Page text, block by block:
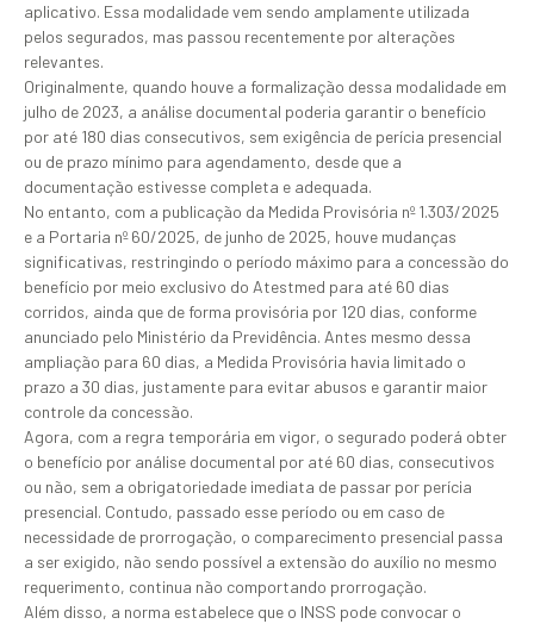
aplicativo. Essa modalidade vem sendo amplamente utilizada
pelos segurados, mas passou recentemente por alterações
relevantes.
Originalmente, quando houve a formalização dessa modalidade em
julho de 2023, a análise documental poderia garantir o benefício
por até 180 dias consecutivos, sem exigência de perícia presencial
ou de prazo mínimo para agendamento, desde que a
documentação estivesse completa e adequada.
No entanto, com a publicação da Medida Provisória nº 1.303/2025
e a Portaria nº 60/2025, de junho de 2025, houve mudanças
significativas, restringindo o período máximo para a concessão do
benefício por meio exclusivo do Atestmed para até 60 dias
corridos, ainda que de forma provisória por 120 dias, conforme
anunciado pelo Ministério da Previdência. Antes mesmo dessa
ampliação para 60 dias, a Medida Provisória havia limitado o
prazo a 30 dias, justamente para evitar abusos e garantir maior
controle da concessão.
Agora, com a regra temporária em vigor, o segurado poderá obter
o benefício por análise documental por até 60 dias, consecutivos
ou não, sem a obrigatoriedade imediata de passar por perícia
presencial. Contudo, passado esse período ou em caso de
necessidade de prorrogação, o comparecimento presencial passa
a ser exigido, não sendo possível a extensão do auxílio no mesmo
requerimento, continua não comportando prorrogação.
Além disso, a norma estabelece que o INSS pode convocar o